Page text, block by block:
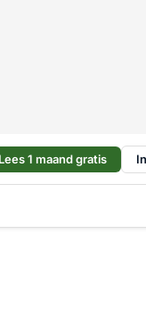
Lees 1 maand gratis